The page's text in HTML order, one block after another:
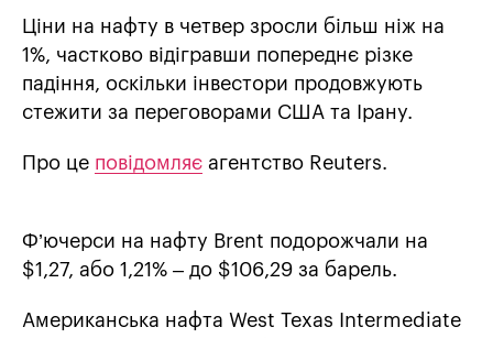
Ціни на нафту в четвер зросли більш ніж на
1%, частково відігравши попереднє різке
падіння, оскільки інвестори продовжують
стежити за переговорами США та Ірану.
Про це повідомляє агентство Reuters.
Ф’ючерси на нафту Brent подорожчали на
$1,27, або 1,21% – до $106,29 за барель.
Американська нафта West Texas Intermediate